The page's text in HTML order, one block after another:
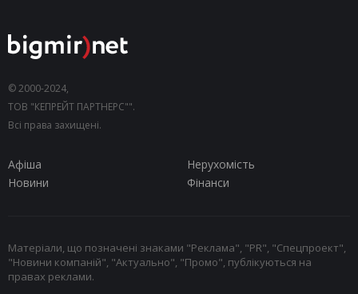
© 2000-2024,
ТОВ "КЕПРЕЙТ ПАРТНЕРС"".
Всі права захищені.
Афіша
Нерухомість
Новини
Фінанси
Матеріали, що позначені знаками "Реклама", "PR", "Спецпроект",
"Новини компаній", "Актуально", "Промо", публікуються на
правах реклами.